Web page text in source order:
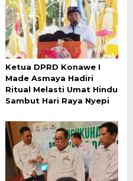
Ketua DPRD Konawe I
Made Asmaya Hadiri
Ritual Melasti Umat Hindu
Sambut Hari Raya Nyepi